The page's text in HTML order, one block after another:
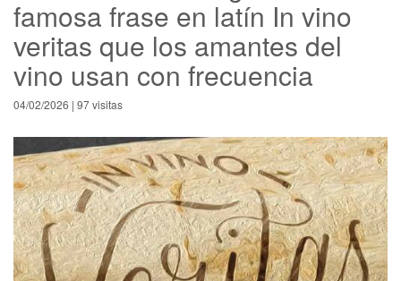
famosa frase en latín In vino
veritas que los amantes del
vino usan con frecuencia
04/02/2026 | 97 visitas